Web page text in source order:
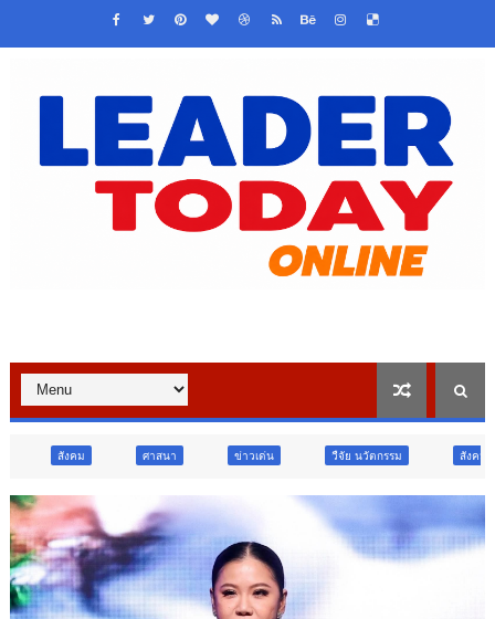
ศาสนา ข่าวเด่น วืจัย นวัตกรรม สังคม สังคม